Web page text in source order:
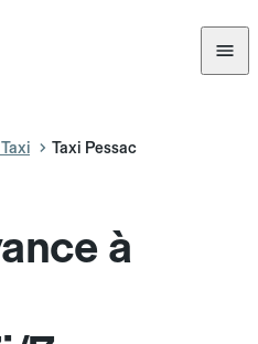
Taxi Pessac
à